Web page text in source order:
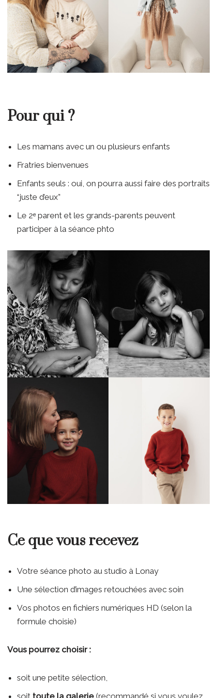
Pour qui ?
Les mamans avec un ou plusieurs enfants
Fratries bienvenues
Enfants seuls : oui, on pourra aussi faire des portraits
“juste d’eux”
Le 2ᵉ parent et les grands-parents peuvent
participer à la séance phto
Ce que vous recevez
Votre séance photo au studio à Lonay
Une sélection d’images retouchées avec soin
Vos photos en fichiers numériques HD (selon la
formule choisie)
Vous pourrez choisir :
soit une petite sélection,
soit toute la galerie (recommandé si vous voulez